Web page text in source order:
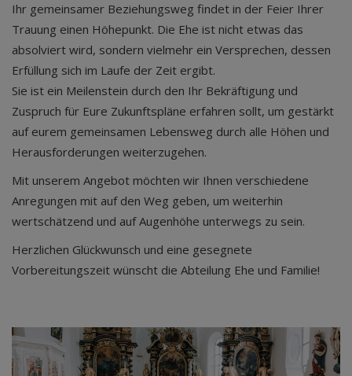
Ihr gemeinsamer Beziehungsweg findet in der Feier Ihrer
Trauung einen Höhepunkt. Die Ehe ist nicht etwas das
absolviert wird, sondern vielmehr ein Versprechen, dessen
Erfüllung sich im Laufe der Zeit ergibt.
Sie ist ein Meilenstein durch den Ihr Bekräftigung und
Zuspruch für Eure Zukunftspläne erfahren sollt, um gestärkt
auf eurem gemeinsamen Lebensweg durch alle Höhen und
Herausforderungen weiterzugehen.
Mit unserem Angebot möchten wir Ihnen verschiedene
Anregungen mit auf den Weg geben, um weiterhin
wertschätzend und auf Augenhöhe unterwegs zu sein.
Herzlichen Glückwunsch und eine gesegnete
Vorbereitungszeit wünscht die Abteilung Ehe und Familie!